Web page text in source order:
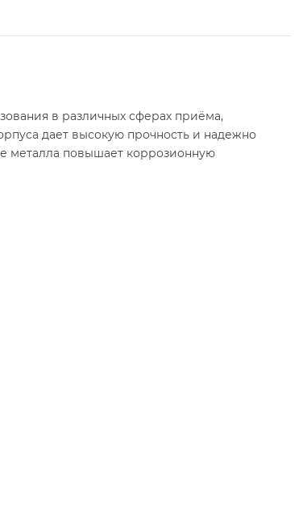
в различных сферах приёма,
дает высокую прочность и надежно
металла повышает коррозионную